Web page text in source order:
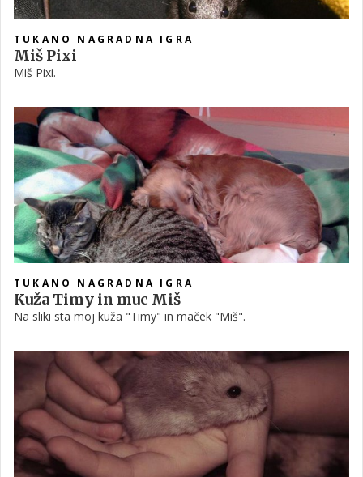
TUKANO NAGRADNA IGRA
Miš Pixi
Miš Pixi.
TUKANO NAGRADNA IGRA
Kuža Timy in muc Miš
Na sliki sta moj kuža "Timy" in maček "Miš".